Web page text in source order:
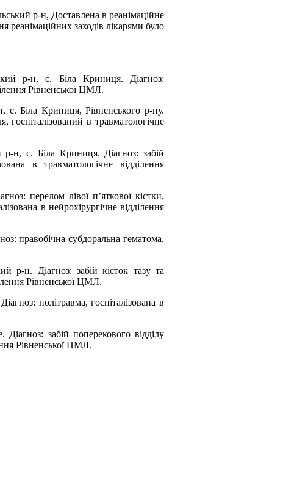
р-н, Доставлена в реанімаційне
реанімаційних заходів лікарями було
р-н, с. Біла Криниця. Діагноз:
Рівненської ЦМЛ.
Біла Криниця, Рівненського р-ну.
госпіталізований в травматологічне
н, с. Біла Криниця. Діагноз: забій
в травматологічне відділення
перелом лівої п’яткової кістки,
в нейрохірургічне відділення
правобічна субдоральна гематома,
р-н. Діагноз: забій кісток тазу та
Рівненської ЦМЛ.
політравма, госпіталізована в
забій поперекового відділу
Рівненської ЦМЛ.